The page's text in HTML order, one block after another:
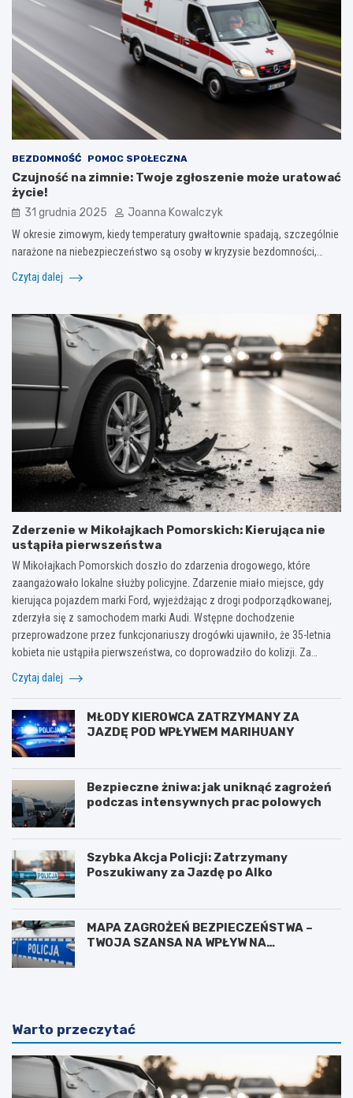
BEZDOMNOŚĆ POMOC SPOŁECZNA
Czujność na zimnie: Twoje zgłoszenie może uratować
życie!
31 grudnia 2025 Joanna Kowalczyk
W okresie zimowym, kiedy temperatury gwałtownie spadają, szczególnie
narażone na niebezpieczeństwo są osoby w kryzysie bezdomności,…
Czytaj dalej
Zderzenie w Mikołajkach Pomorskich: Kierująca nie
ustąpiła pierwszeństwa
W Mikołajkach Pomorskich doszło do zdarzenia drogowego, które
zaangażowało lokalne służby policyjne. Zdarzenie miało miejsce, gdy
kierująca pojazdem marki Ford, wyjeżdżając z drogi podporządkowanej,
zderzyła się z samochodem marki Audi. Wstępne dochodzenie
przeprowadzone przez funkcjonariuszy drogówki ujawniło, że 35-letnia
kobieta nie ustąpiła pierwszeństwa, co doprowadziło do kolizji. Za…
Czytaj dalej
MŁODY KIEROWCA ZATRZYMANY ZA
JAZDĘ POD WPŁYWEM MARIHUANY
Bezpieczne żniwa: jak uniknąć zagrożeń
podczas intensywnych prac polowych
Szybka Akcja Policji: Zatrzymany
Poszukiwany za Jazdę po Alko
MAPA ZAGROŻEŃ BEZPIECZEŃSTWA –
TWOJA SZANSA NA WPŁYW NA
Warto przeczytać